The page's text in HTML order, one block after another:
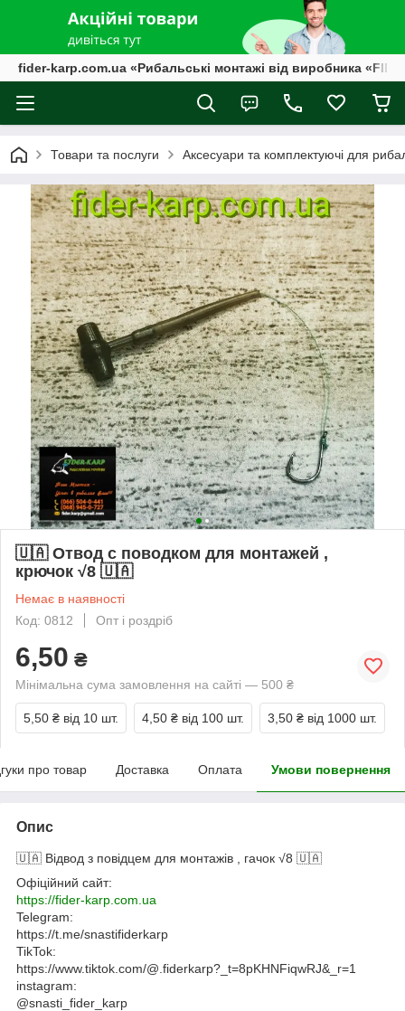
fider-karp.com.ua «Рибальські монтажі від виробника
Товари та послуги Аксесуари та комплектуючі для
🇺🇦 Отвод с поводком для монтажей ,
крючок √8 🇺🇦
Немає в наявності
Код: 0812
Опт і роздріб
6,50 ₴
Мінімальна сума замовлення на сайті — 500 ₴
5,50 ₴ від 10 шт. 4,50 ₴ від 100 шт. 3,50 ₴ від 1000 шт.
про товар Доставка Оплата Умови повернення
Опис
🇺🇦 Відвод з повідцем для монтажів , гачок √8 🇺🇦
Офіційний сайт:
https://fider-karp.com.ua
Telegram:
https://t.me/snastifiderkarp
TikTok:
https://www.tiktok.com/@.fiderkarp?_t=8pKHNFiqwRJ&_r=1
instagram:
@snasti_fider_karp